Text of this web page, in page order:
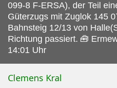
099-8 F-ERSA), der Teil
Güterzugs mit Zuglok 145
Bahnsteig 12/13 von
Richtung passiert. 🧰
14:01 Uhr
Clemens Kral